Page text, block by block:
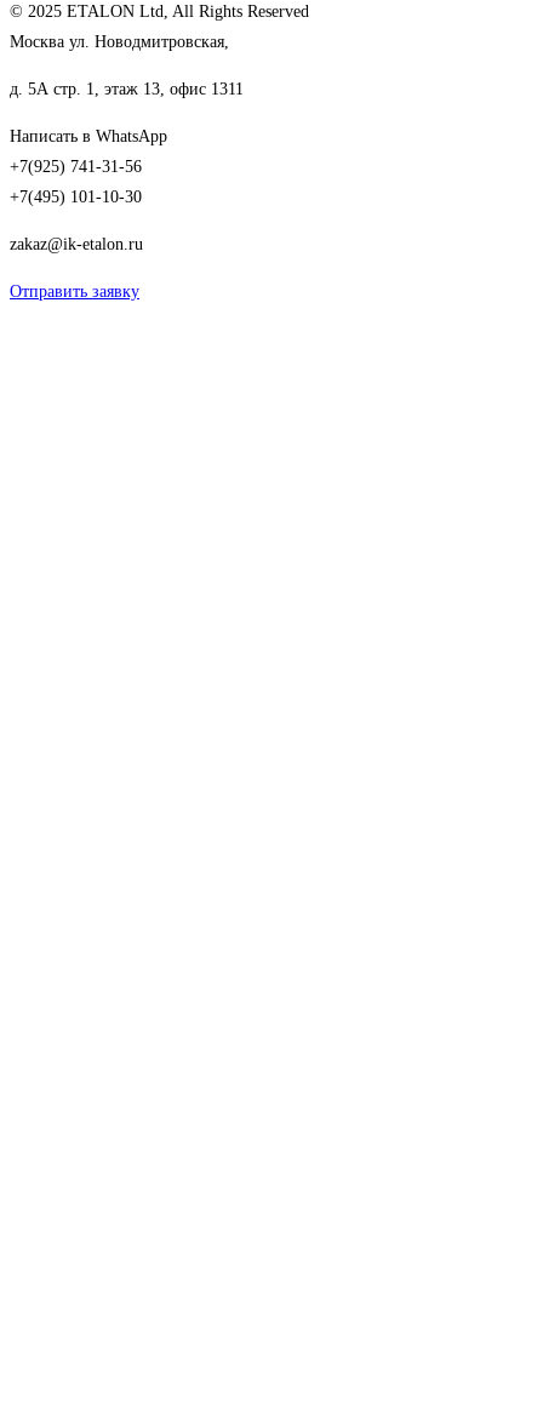
© 2025 ETALON Ltd, All Rights Reserved
Москва ул. Новодмитровская,
д. 5А стр. 1, этаж 13, офис 1311
Написать в WhatsApp
+7(925) 741-31-56
+7(495) 101-10-30
zakaz@ik-etalon.ru
Отправить заявку